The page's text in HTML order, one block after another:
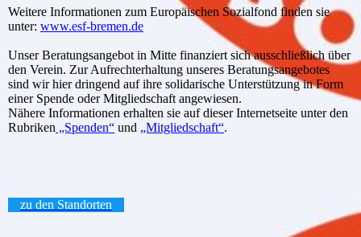
Weitere Informationen zum Europäischen Sozialfond finden sie
unter: www.esf-bremen.de
Unser Beratungsangebot in Mitte finanziert sich ausschließlich über
den Verein. Zur Aufrechterhaltung unseres Beratungsangebotes
sind wir hier dringend auf ihre solidarische Unterstützung in Form
einer Spende oder Mitgliedschaft angewiesen.
Nähere Informationen erhalten sie auf dieser Internetseite unter den
Rubriken „Spenden“ und „Mitgliedschaft“.
zu den Standorten